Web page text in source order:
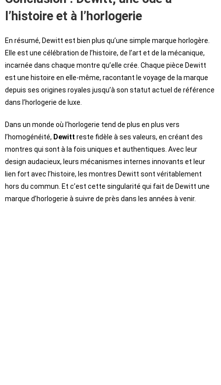
l’histoire et à l’horlogerie
En résumé, Dewitt est bien plus qu’une simple marque horlogère.
Elle est une célébration de l’histoire, de l’art et de la mécanique,
incarnée dans chaque montre qu’elle crée. Chaque pièce Dewitt
est une histoire en elle-même, racontant le voyage de la marque
depuis ses origines royales jusqu’à son statut actuel de référence
dans l’horlogerie de luxe.
Dans un monde où l’horlogerie tend de plus en plus vers
l’homogénéité, Dewitt reste fidèle à ses valeurs, en créant des
montres qui sont à la fois uniques et authentiques. Avec leur
design audacieux, leurs mécanismes internes innovants et leur
lien fort avec l’histoire, les montres Dewitt sont véritablement
hors du commun. Et c’est cette singularité qui fait de Dewitt une
marque d’horlogerie à suivre de près dans les années à venir.